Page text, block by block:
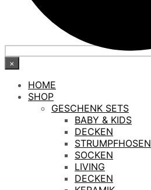
×
HOME
SHOP
GESCHENK SETS
BABY & KIDS
DECKEN
STRUMPFHOSEN
SOCKEN
LIVING
DECKEN